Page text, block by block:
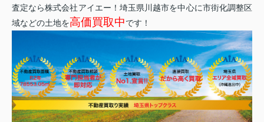
査定なら株式会社アイエー！埼玉県川越市を中心に市街化調整区
域などの土地を高価買取中です！